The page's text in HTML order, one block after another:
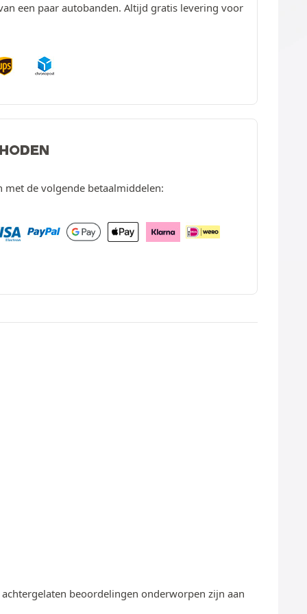
een paar autobanden. Altijd gratis levering voor
de volgende betaalmiddelen:
beoordelingen onderworpen zijn aan